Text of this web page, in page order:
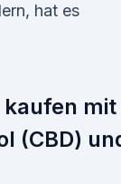
hat es
kaufen mit
(CBD)